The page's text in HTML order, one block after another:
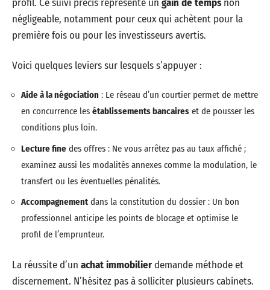
profil. Ce suivi précis représente un gain de tempsnon
négligeable, notamment pour ceux qui achètent pour la
première fois ou pour les investisseurs avertis.
Voici quelques leviers sur lesquels s’appuyer :
Aide à la négociation : Le réseau d’un courtier permet de mettre
en concurrence les établissements bancaires et de pousser les
conditions plus loin.
Lecture fine des offres : Ne vous arrêtez pas au taux affiché ;
examinez aussi les modalités annexes comme la modulation, le
transfert ou les éventuelles pénalités.
Accompagnementdans la constitution du dossier : Un bon
professionnel anticipe les points de blocage et optimise le
profil de l’emprunteur.
La réussite d’un achat immobilierdemande méthode et
discernement. N’hésitez pas à solliciter plusieurs cabinets.